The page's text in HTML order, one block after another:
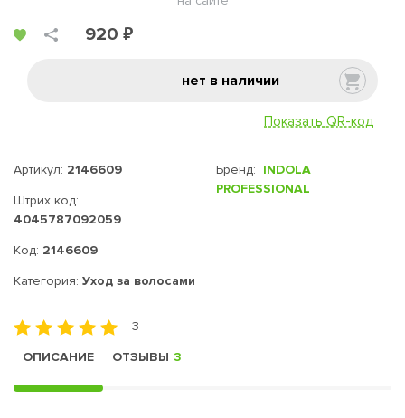
920 ₽
нет в наличии
Показать QR-код
Артикул: 2146609
Штрих код:
4045787092059
Код: 2146609
Бренд: INDOLA
PROFESSIONAL
Категория: Уход за волосами
3
ОПИСАНИЕ
ОТЗЫВЫ 3